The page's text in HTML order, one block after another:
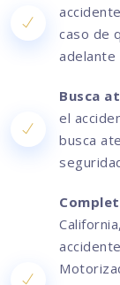
caso de
Busca
el
busca